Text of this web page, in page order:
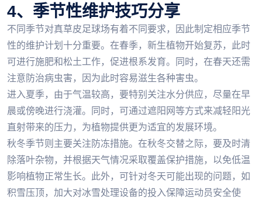
4、季节性维护技巧分享
不同季节对真草皮足球场有着不同要求，因此制定相应季节
性的维护计划十分重要。在春季，新生植物开始复苏，此时
可进行施肥和松土工作，促进根系发育。同时，在春天还需
注意防治病虫害，因为此时容易滋生各种害虫。
进入夏季，由于气温较高，要特别关注水分供应，尽量在早
晨或傍晚进行浇灌。同时，可通过遮阳网等方式来减轻阳光
直射带来的压力，为植物提供更为适宜的发展环境。
秋冬季节则主要关注防冻措施。在秋冬交替之际，要及时清
除落叶杂物，并根据天气情况采取覆盖保护措施，以免低温
影响植物正常生长。此外，可针对冬天可能出现的问题，如
积雪压顶，加大对冰雪处理设备的投入保障运动员安全使